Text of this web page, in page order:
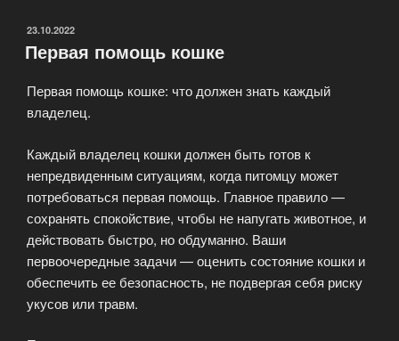
ОПУБЛИКОВАНО
23.10.2022
Первая помощь кошке
Первая помощь кошке: что должен знать каждый
владелец.
Каждый владелец кошки должен быть готов к
непредвиденным ситуациям, когда питомцу может
потребоваться первая помощь. Главное правило —
сохранять спокойствие, чтобы не напугать животное, и
действовать быстро, но обдуманно. Ваши
первоочередные задачи — оценить состояние кошки и
обеспечить ее безопасность, не подвергая себя риску
укусов или травм.